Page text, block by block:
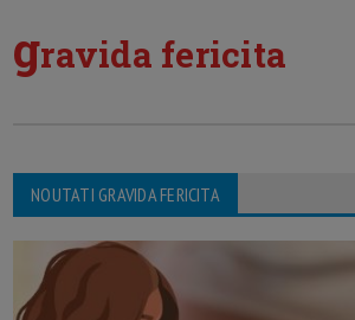
gravida fericita
NOUTATI GRAVIDA FERICITA